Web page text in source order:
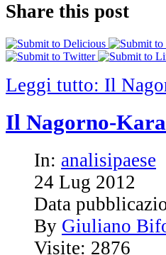
Share this post
Leggi tutto: Il
Il Nagorno-
In: analisipaese
24 Lug 2012
Data
By Giuliano
Visite: 2876